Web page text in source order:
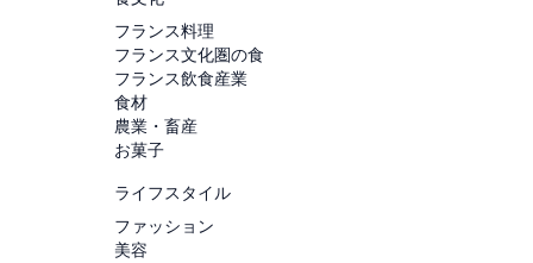
フランス料理
フランス文化圏の食
フランス飲食産業
食材
農業・畜産
お菓子
ライフスタイル
ファッション
美容